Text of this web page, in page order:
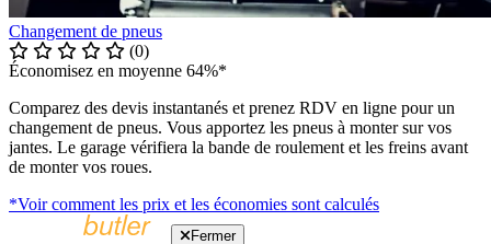
Changement de pneus
(0)
Économisez en moyenne 64%*
Comparez des devis instantanés et prenez RDV en ligne pour un
changement de pneus. Vous apportez les pneus à monter sur vos
jantes. Le garage vérifiera la bande de roulement et les freins avant
de monter vos roues.
*Voir comment les prix et les économies sont calculés
Fermer